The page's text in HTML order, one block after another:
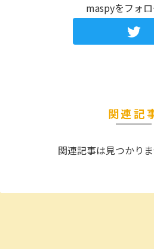
maspyをフォ
関連記
関連記事は見つかりま